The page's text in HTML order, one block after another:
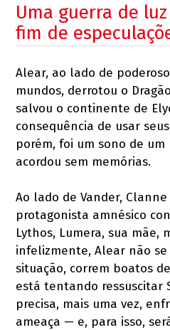
Uma guerra de
fim de
Alear, ao lado de
mundos, derrotou o
salvou o continente de
consequência de usar
porém, foi um sono de
acordou sem memórias.
Ao lado de Vander, Clanne
protagonista amnésico
Lythos, Lumera, sua mãe,
infelizmente, Alear não
situação, correm boatos
está tentando ressuscitar
precisa, mais uma vez,
ameaça — e, para isso,